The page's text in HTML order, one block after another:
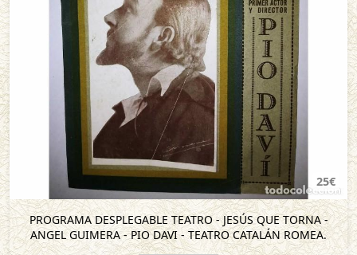
25€
PROGRAMA DESPLEGABLE TEATRO - JESÚS QUE TORNA -
ANGEL GUIMERA - PIO DAVI - TEATRO CATALÁN ROMEA.